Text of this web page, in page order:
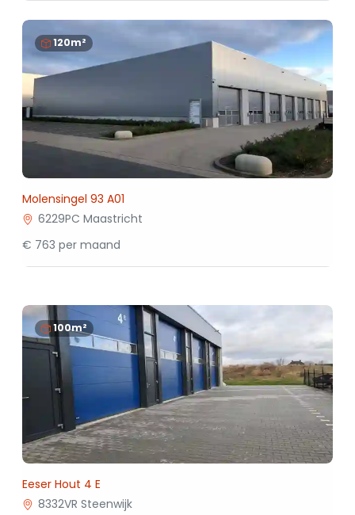
120m²
Molensingel 93 A01
6229PC Maastricht
€ 763 per maand
100m²
Eeser Hout 4 E
8332VR Steenwijk